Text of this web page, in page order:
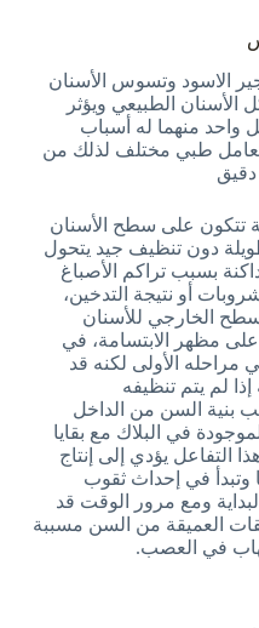
الاسود وتسوس الأسنان
الطبيعي ويؤثر
واحد منهما له أسباب
طبي مختلف لذلك من
دقيق
تتكون على سطح الأسنان
دون تنظيف جيد يتحول
بسبب تراكم الأصباغ
أو نتيجة التدخين،
الخارجي للأسنان
مظهر الابتسامة، في
مراحله الأولى لكنه قد
لم يتم تنظيفه
بنية السن من الداخل
في البلاك مع بقايا
التفاعل يؤدي إلى إنتاج
في إحداث ثقوب
ومع مرور الوقت قد
العميقة من السن مسببة
في العصب.